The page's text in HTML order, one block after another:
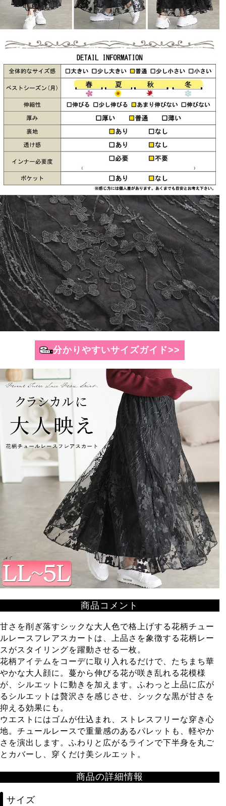
分かりやすいサイズガイド>>
商品コメント
甘さを削ぎ落すシックな大人色で格上げする花柄チュー
ルレースフレアスカートは、上品さを象徴する花柄レー
スがスタイリングを躍動させる一枚。
花柄アイテムをコーデに取り入れるだけで、たちまち華
やかな大人顔に。蔓から伸びる花が咲き乱れる花模様
が、シルエットに動きを加えます。ふわっと上品に広が
るシルエットは贅沢さを感じさせ、シックな黒が甘さを
抑える効果にも。
ウエストにはゴムが仕込まれ、ストレスフリーな穿き心
地。チュールレースで重量感のあるパレットも、軽やか
さを演出します。ふわりと広がるラインで下半身を丸ご
とカバーし、穿くだけ美シルエット。
商品の詳細情報
サイズ